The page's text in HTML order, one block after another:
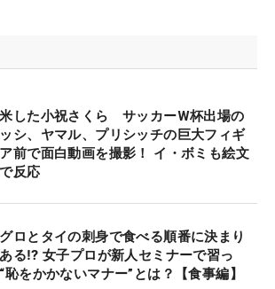
した小祝さくら サッカーW杯出場の
シ、ヤマル、プリシッチの巨大フィギ
前で面白動画を撮影！ イ・ボミも絵文
反応
ロとタイの刺身で食べる順番に決まり
る⁉ 女子プロが新人セミナーで習っ
恥をかかないマナー”とは？【食事編】